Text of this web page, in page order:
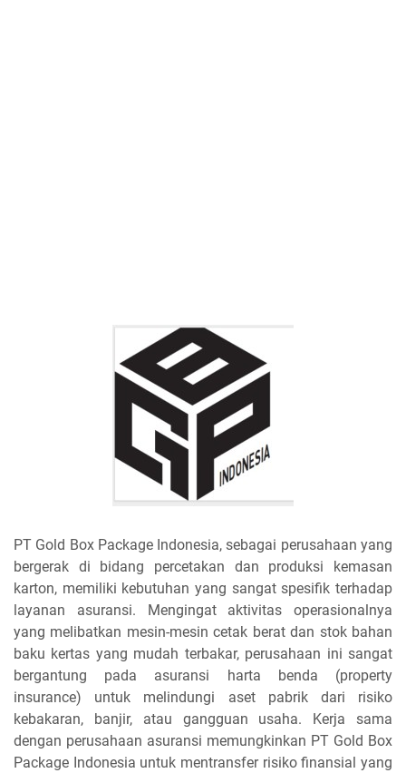
PT Gold Box Package Indonesia, sebagai perusahaan yang
bergerak di bidang percetakan dan produksi kemasan
karton, memiliki kebutuhan yang sangat spesifik terhadap
layanan asuransi. Mengingat aktivitas operasionalnya
yang melibatkan mesin-mesin cetak berat dan stok bahan
baku kertas yang mudah terbakar, perusahaan ini sangat
bergantung pada asuransi harta benda (property
insurance) untuk melindungi aset pabrik dari risiko
kebakaran, banjir, atau gangguan usaha. Kerja sama
dengan perusahaan asuransi memungkinkan PT Gold Box
Package Indonesia untuk mentransfer risiko finansial yang